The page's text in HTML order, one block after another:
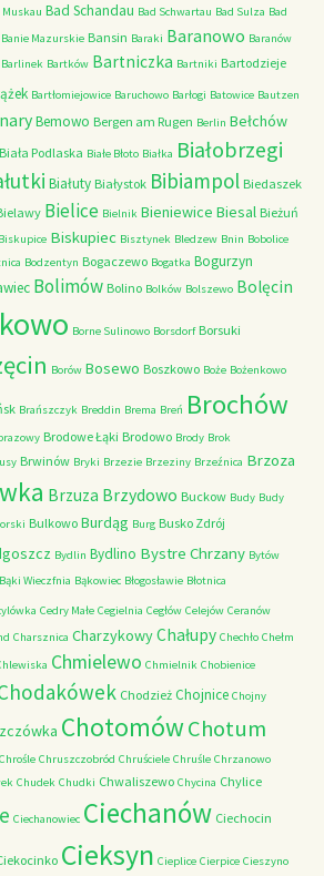
Muskau Bad Schandau Bad Schwartau Bad Sulza Bad
Banie Mazurskie Bansin Baraki Baranowo Baranów
Barlinek Bartków Bartniczka Bartniki Bartodzieje
Bartłomiejowice Baruchowo Barłogi Batowice Bautzen
Bemowo Bergen am Rugen Berlin Bełchów
Biała Podlaska Białe Błoto Białka Białobrzegi
Białuty Białystok Bibiampol Biedaszek
Bielice Bielnik Bieniewice Biesal Bieżuń
Biskupice Biskupiec Bisztynek Bledzew Bnin Bobolice
Bodzentyn Bogaczewo Bogatka Bogurzyn
Bolimów Bolino Bolków Bolszewo Bolęcin
Borne Sulinowo Borsdorf Borsuki
Borów Bosewo Boszkowo Boże Bożenkowo
Brańszczyk Breddin Brema Breń Brochów
Brodowe Łąki Brodowo Brody Brok
Brwinów Bryki Brzezie Brzeziny Brzeźnica Brzoza
Brzuza Brzydowo Buckow Budy Budy
Bulkowo Burdąg Burg Busko Zdrój
Bydlin Bydlino Bystre Chrzany Bytów
Bąki Wieczfnia Bąkowiec Błogosławie Błotnica
Cedry Małe Cegielnia Cegłów Celejów Ceranów
Charsznica CharzykowyChałupy Chechło Chełm
Chmielewo Chmielnik Chobienice
Chodzież Chojnice Chojny
ChotomówChotum
Chrośle Chruszczobród Chruściele Chruśle Chrzanowo
Chudek Chudki Chwaliszewo Chycina Chylice
Ciechanowiec Ciechanów Ciechocin
Cieksyn Cieplice Cierpice Cieszyno